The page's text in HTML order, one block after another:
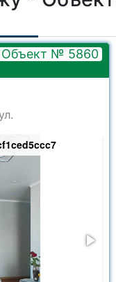
Объект № 5860